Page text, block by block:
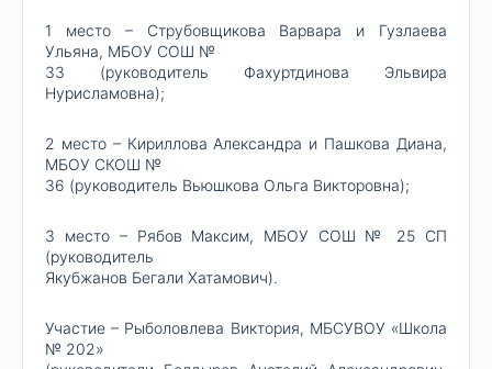
1 место – Струбовщикова Варвара и Гузлаева
Ульяна, МБОУ СОШ №
33 (руководитель Фахуртдинова Эльвира
Нурисламовна);
2 место – Кириллова Александра и Пашкова Диана,
МБОУ СКОШ №
36 (руководитель Вьюшкова Ольга Викторовна);
3 место – Рябов Максим, МБОУ СОШ № 25 СП
(руководитель
Якубжанов Бегали Хатамович).
Участие – Рыболовлева Виктория, МБСУВОУ «Школа
№ 202»